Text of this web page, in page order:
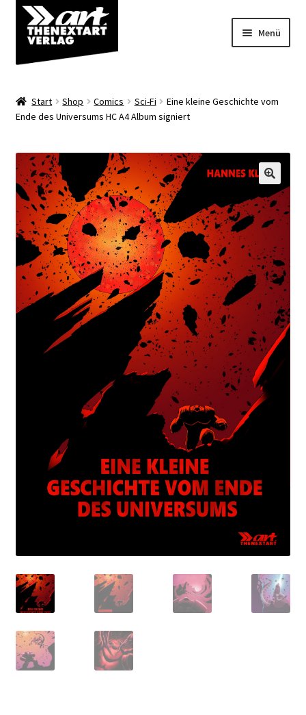
Zur
Navigation
springen
Zum
Inhalt
springen
Menü
Shop
Über uns
Start Shop Comics Sci-Fi
Eine kleine Geschichte vom
Ende des Universums HC A4 Album signiert